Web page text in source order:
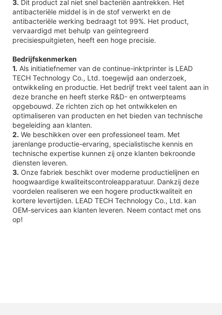
3. Dit product zal niet snel bacteriën aantrekken. Het
antibacteriële middel is in de stof verwerkt en de
antibacteriële werking bedraagt ​​tot 99%. Het product,
vervaardigd met behulp van geïntegreerd
precisiespuitgieten, heeft een hoge precisie.
Bedrijfskenmerken
1. Als initiatiefnemer van de continue-inktprinter is LEAD
TECH Technology Co., Ltd. toegewijd aan onderzoek,
ontwikkeling en productie. Het bedrijf trekt veel talent aan in
deze branche en heeft sterke R&D- en ontwerpteams
opgebouwd. Ze richten zich op het ontwikkelen en
optimaliseren van producten en het bieden van technische
begeleiding aan klanten.
2. We beschikken over een professioneel team. Met
jarenlange productie-ervaring, specialistische kennis en
technische expertise kunnen zij onze klanten bekroonde
diensten leveren.
3. Onze fabriek beschikt over moderne productielijnen en
hoogwaardige kwaliteitscontroleapparatuur. Dankzij deze
voordelen realiseren we een hogere productkwaliteit en
kortere levertijden. LEAD TECH Technology Co., Ltd. kan
OEM-services aan klanten leveren. Neem contact met ons
op!